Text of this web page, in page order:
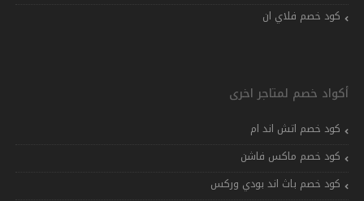
كود خصم فلاي ان
أكواد خصم لمتاجر اخرى
كود خصم اتش اند ام
كود خصم ماكس فاشن
كود خصم باث اند بودي وركس